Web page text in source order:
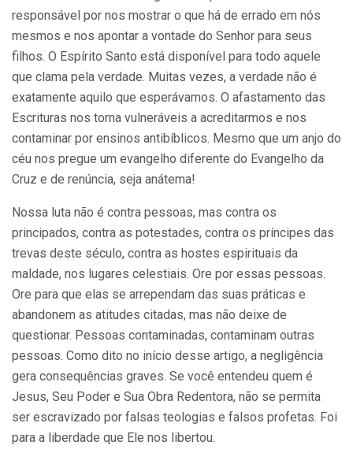
responsável por nos mostrar o que há de errado em nós
mesmos e nos apontar a vontade do Senhor para seus
filhos. O Espírito Santo está disponível para todo aquele
que clama pela verdade. Muitas vezes, a verdade não é
exatamente aquilo que esperávamos. O afastamento das
Escrituras nos torna vulneráveis a acreditarmos e nos
contaminar por ensinos antibíblicos. Mesmo que um anjo do
céu nos pregue um evangelho diferente do Evangelho da
Cruz e de renúncia, seja anátema!
Nossa luta não é contra pessoas, mas contra os
principados, contra as potestades, contra os príncipes das
trevas deste século, contra as hostes espirituais da
maldade, nos lugares celestiais. Ore por essas pessoas.
Ore para que elas se arrependam das suas práticas e
abandonem as atitudes citadas, mas não deixe de
questionar. Pessoas contaminadas, contaminam outras
pessoas. Como dito no início desse artigo, a negligência
gera consequências graves. Se você entendeu quem é
Jesus, Seu Poder e Sua Obra Redentora, não se permita
ser escravizado por falsas teologias e falsos profetas. Foi
para a liberdade que Ele nos libertou.